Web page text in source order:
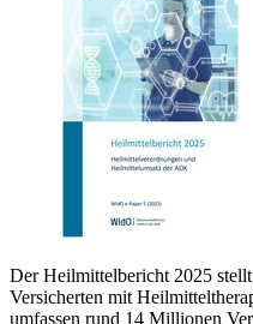
Der Heilmittelbericht 2025
Versicherten mit
umfassen rund 14 Millionen